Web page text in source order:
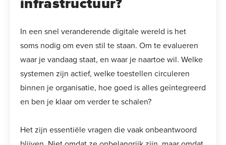
In een snel veranderende digitale wereld is het
soms nodig om even stil te staan. Om te evalueren
waar je vandaag staat, en waar je naartoe wil. Welke
systemen zijn actief, welke toestellen circuleren
binnen je organisatie, hoe goed is alles geïntegreerd
en ben je klaar om verder te schalen?
Het zijn essentiële vragen die vaak onbeantwoord